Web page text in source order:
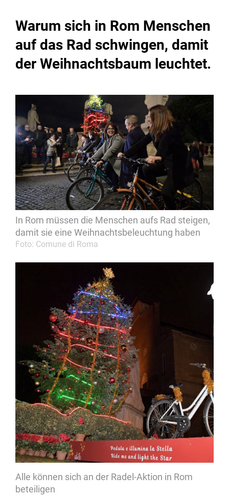
Warum sich in Rom Menschen
auf das Rad schwingen, damit
der Weihnachtsbaum leuchtet.
In Rom müssen die Menschen aufs Rad steigen,
damit sie eine Weihnachtsbeleuchtung haben
Foto: Comune di Roma
Alle können sich an der Radel-Aktion in Rom
beteiligen